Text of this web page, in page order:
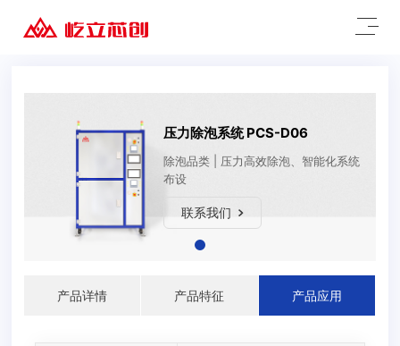
压力除泡系统 PCS-D06
除泡品类 | 压力高效除泡、智能化系统
布设
联系我们
产品详情 产品特征 产品应用